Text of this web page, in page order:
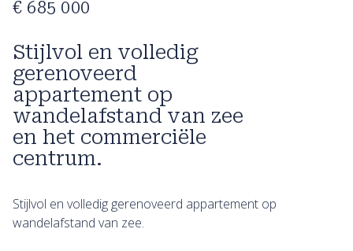
Stijlvol en volledig
gerenoveerd
appartement op
wandelafstand van zee
en het commerciële
centrum.
€ 685 000
Stijlvol en volledig gerenoveerd appartement op
wandelafstand van zee.